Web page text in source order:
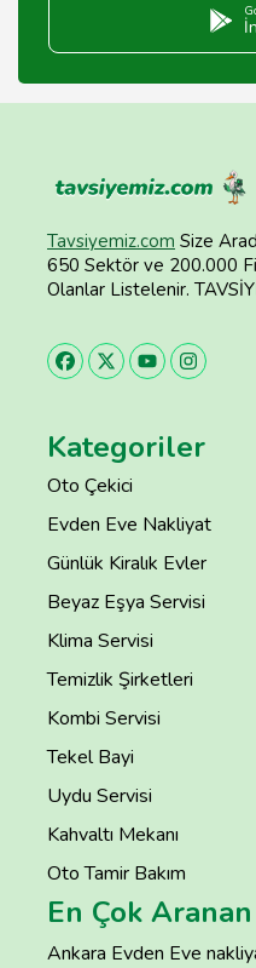
Tavsiyemiz.com Size
650 Sektör ve 200.000
Olanlar Listelenir.
Kategoriler
Oto Çekici
Evden Eve Nakliyat
Günlük Kiralık Evler
Beyaz Eşya Servisi
Klima Servisi
Temizlik Şirketleri
Kombi Servisi
Tekel Bayi
Uydu Servisi
Kahvaltı Mekanı
Oto Tamir Bakım
En Çok Aranan
Ankara Evden Eve